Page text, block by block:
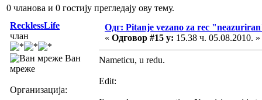
0 чланова и 0 гостију прегледају ову тему.
RecklessLife
члан
Ван
мреже
Организација:
Одг: Pitanje vezano za rec
« Одговор #15 у: 15.38 ч. 05.08.2010. »
Nameticu, u redu.
Edit: